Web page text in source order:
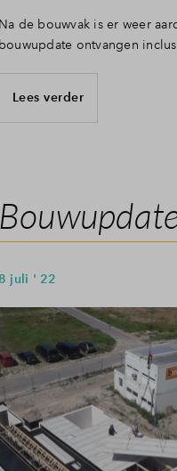
Na de bouwvak is er weer
bouwupdate ontvangen
Lees verder
8 juli ' 22